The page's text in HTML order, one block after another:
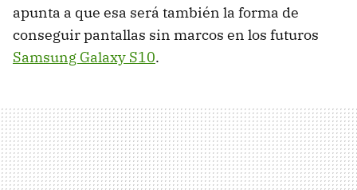
apunta a que esa será también la forma de
conseguir pantallas sin marcos en los futuros
Samsung Galaxy S10.